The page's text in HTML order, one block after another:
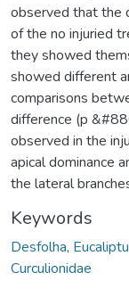
observed that the
of the no injuried
they showed
showed different
comparisons
difference (p
observed in the
apical dominance
the lateral
Keywords
Desfolha,
Curculionidae